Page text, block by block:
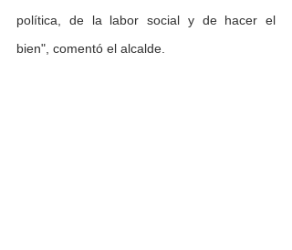
política, de la labor social y de hacer el
bien", comentó el alcalde.